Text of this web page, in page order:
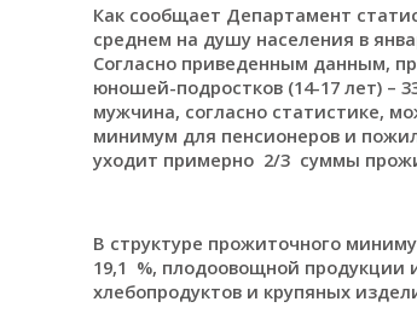
Как сообщает Департамент
среднем на душу населения в
Согласно приведенным данным,
юношей-подростков (14-17 лет) –
мужчина, согласно статистике,
минимум для пенсионеров и
уходит примерно 2/3 суммы
В структуре прожиточного
19,1 %, плодоовощной продукции
хлебопродуктов и крупяных